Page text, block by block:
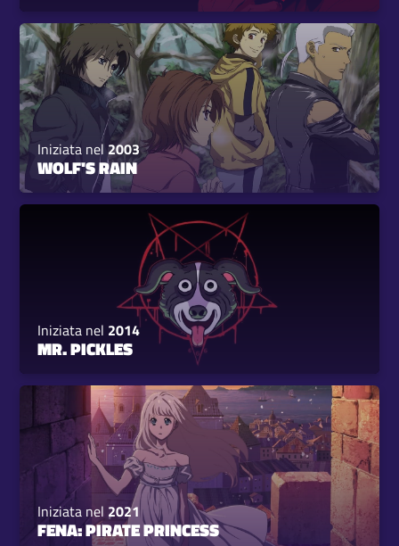
Iniziata nel2003
WOLF'S RAIN
Iniziata nel 2014
MR. PICKLES
Iniziata nel 2021
FENA: PIRATE PRINCESS